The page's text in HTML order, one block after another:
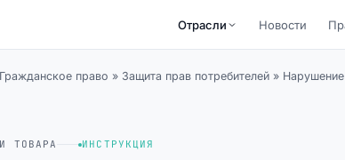
Отрасли Новости
Гражданское право » Защита прав потребителей »
ТОВАРА ИНСТРУКЦИЯ